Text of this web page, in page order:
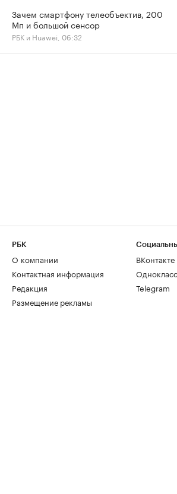
Зачем смартфону телеобъектив, 200
Мп и большой сенсор
РБК и Huawei, 06:32
РБК
О компании
Контактная информация
Редакция
Размещение рекламы
ВКонтакте
Telegram